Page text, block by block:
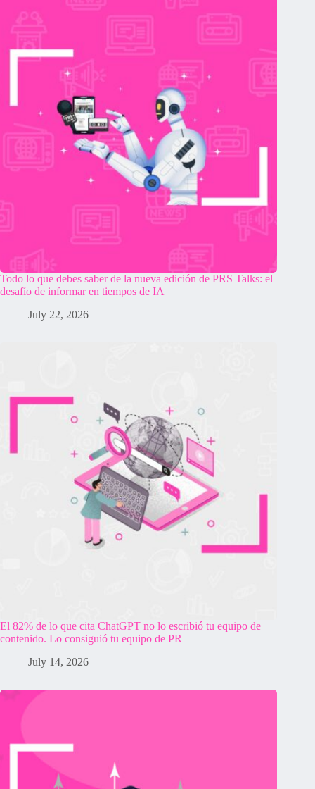
Todo lo que debes saber de la nueva edición de PRS Talks: el
desafío de informar en tiempos de IA
July 22, 2026
El 82% de lo que cita ChatGPT no lo escribió tu equipo de
contenido. Lo consiguió tu equipo de PR
July 14, 2026